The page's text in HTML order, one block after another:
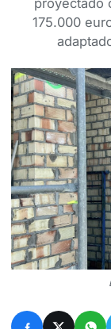
proyectado
175.000